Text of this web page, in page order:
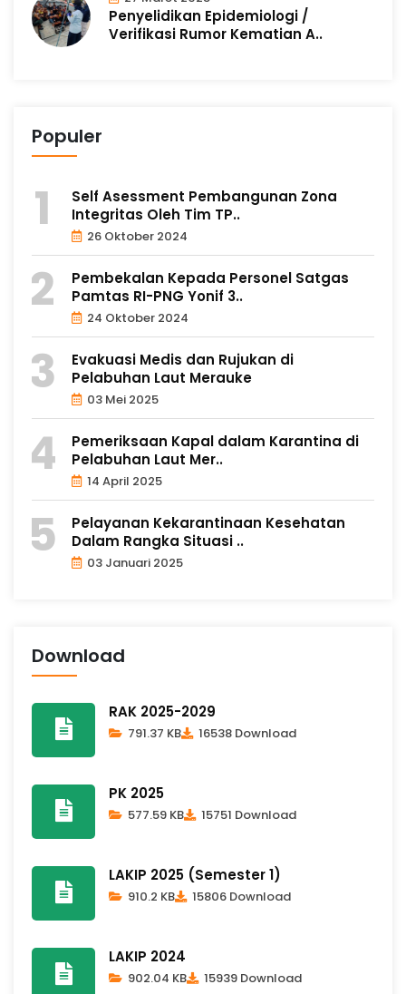
Penyelidikan Epidemiologi /
Verifikasi Rumor Kematian A..
Populer
Self Asessment Pembangunan Zona
Integritas Oleh Tim TP..
26 Oktober 2024
Pembekalan Kepada Personel Satgas
Pamtas RI-PNG Yonif 3..
24 Oktober 2024
Evakuasi Medis dan Rujukan di
Pelabuhan Laut Merauke
03 Mei 2025
Pemeriksaan Kapal dalam Karantina di
Pelabuhan Laut Mer..
14 April 2025
Pelayanan Kekarantinaan Kesehatan
Dalam Rangka Situasi ..
03 Januari 2025
Download
RAK 2025-2029
791.37 KB 16538 Download
PK 2025
577.59 KB 15751 Download
LAKIP 2025 (Semester 1)
910.2 KB 15806 Download
LAKIP 2024
902.04 KB 15939 Download